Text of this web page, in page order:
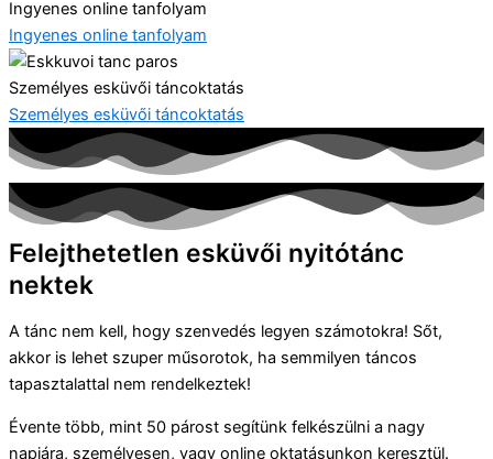
Ingyenes online tanfolyam
Ingyenes online tanfolyam
Személyes esküvői táncoktatás
Személyes esküvői táncoktatás
Felejthetetlen esküvői nyitótánc
nektek
A tánc nem kell, hogy szenvedés legyen számotokra! Sőt,
akkor is lehet szuper műsorotok, ha semmilyen táncos
tapasztalattal nem rendelkeztek!
Évente több, mint 50 párost segítünk felkészülni a nagy
napjára, személyesen, vagy online oktatásunkon keresztül.